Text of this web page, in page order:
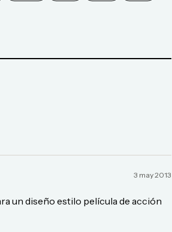
3 may 2013
un diseño estilo película de acción